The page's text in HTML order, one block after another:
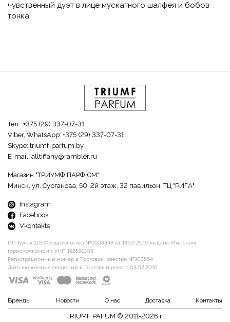
чувственный дуэт в лице мускатного шалфея и бобов
тонка.
Тел.: +375 (29) 337-07-31
Viber, WhatsApp: +375 (29) 337-07-31
Skype: triumf-parfum.by
E-mail: alltiffany@rambler.ru
Магазин "ТРИУМФ ПАРФЮМ":
Минск, ул. Сурганова, 50, 2й этаж, 32 павильон, ТЦ "РИГА"
Instagram
Facebook
Vkontakte
ИП Булак Д.В.(Свидетельство №0603348 от 18.02.2016 выдано Минским
горисполкомом ). УНП 192591303
Регистрационный номер в Торговом реестре №303864
Дата включения сведений в Торговый реестр 03.02.2016
Бренды Новости О нас Доставка Контакты
TRIUMF PAFUM © 2011-2026 г.